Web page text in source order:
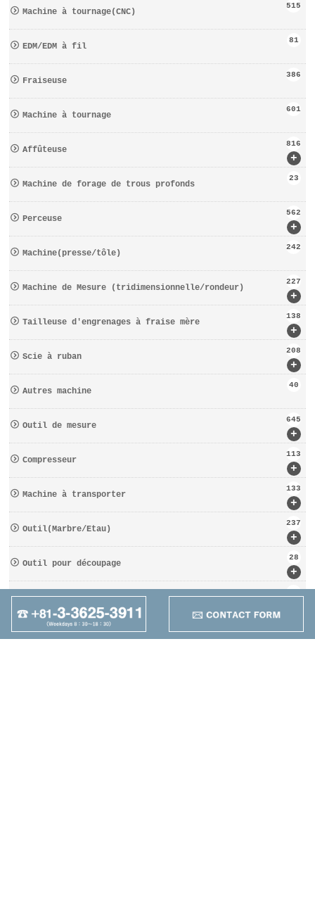
Machine à tournage(CNC)
515
EDM/EDM à fil
81
Fraiseuse
386
Machine à tournage
601
+
Affûteuse
816
Machine de forage de trous profonds
23
+
Perceuse
562
Machine(presse/tôle)
242
+
Machine de Mesure (tridimensionnelle/rondeur)
227
+
Tailleuse d′engrenages à fraise mère
138
+
Scie à ruban
208
Autres machine
40
+
Outil de mesure
645
+
Compresseur
113
+
Machine à transporter
133
+
Outil(Marbre/Etau)
237
+
Outil pour découpage
28
D′OUTILS COUPANTS
162
+
Autres